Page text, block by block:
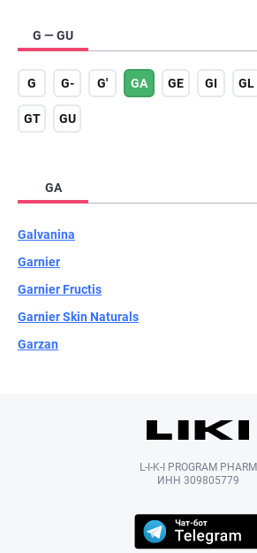
G — GU
G G- G' GA GE GI GL
GT GU
GA
Galvanina
Garnier
Garnier Fructis
Garnier Skin Naturals
Garzan
L-I-K-I PROGRAM PHARM
ИНН 309805779